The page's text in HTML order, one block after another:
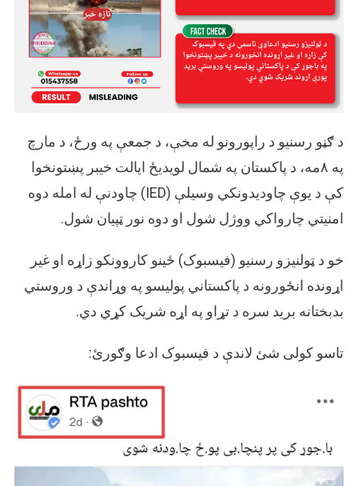
په
وړاندې
د
وروستیو
په
شریک
شوي
د ګڼو رسنیو د راپورونو له مخې، د جمعې په ورځ، د مارچ
په ۸مه، د پاکستان په شمال لویدیځ ایالت خیبر پښتونخوا
کې د یوې چاودیدونکي وسیلې (IED) چاودنې له امله دوه
امنیتي چارواکي ووژل شول او دوه نور ټپیان شول.
خو د ټولنیزو رسنیو (فیسبوک) ځینو کاروونکو زاړه او غیر
اړونده انځورونه د پاکستاني پولیسو په وړاندې د وروستي
بدبختانه برید سره د تړاو په اړه شریک کړي دي.
تاسو کولی شئ لاندې د فیسبوک ادعا وګورئ: